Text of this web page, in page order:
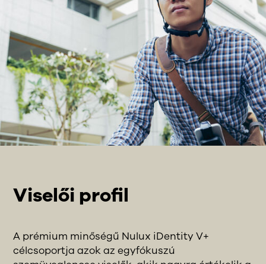
Viselői profil
A prémium minőségű Nulux iDentity V+
célcsoportja azok az egyfókuszú